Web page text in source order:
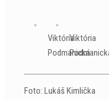
Viktória
Podmanická
Viktória
Foto: Lukáš Kimlička